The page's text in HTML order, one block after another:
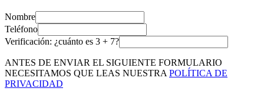
Nombre
Teléfono
Verificación: ¿cuánto es 3 + 7?
ANTES DE ENVIAR EL SIGUIENTE FORMULARIO
NECESITAMOS QUE LEAS NUESTRA POLÍTICA DE
PRIVACIDAD